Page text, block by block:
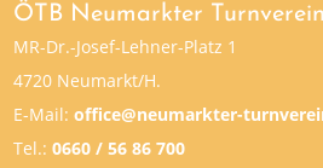
ÖTB Neumarkter
MR-Dr.-Josef-Lehner-Platz 1
4720 Neumarkt/H.
E-Mail:office@neumarkter-
Tel.:0660 / 56 86 700